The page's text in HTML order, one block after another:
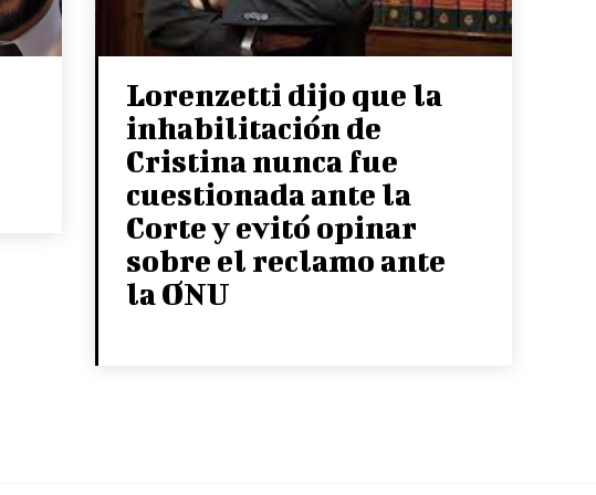
Lorenzetti dijo que la
inhabilitación de
Cristina nunca fue
cuestionada ante la
Corte y evitó opinar
sobre el reclamo ante
la ONU